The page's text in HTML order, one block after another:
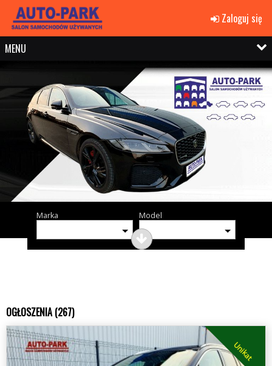
Zaloguj się
MENU
Marka Model
OGŁOSZENIA (267)
Unikat